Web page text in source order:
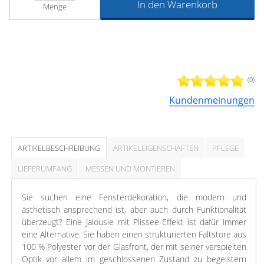
(0)
Kundenmeinungen
Menge In den Warenkorb
ARTIKELBESCHREIBUNG ARTIKELEIGENSCHAFTEN
PFLEGE
LIEFERUMFANG
MESSEN UND MONTIEREN
Sie suchen eine Fensterdekoration, die modern und
ästhetisch ansprechend ist, aber auch durch Funktionalität
überzeugt? Eine Jalousie mit Plissee-Effekt ist dafür immer
eine Alternative. Sie haben einen strukturierten Faltstore aus
100 % Polyester vor der Glasfront, der mit seiner verspielten
Optik vor allem im geschlossenen Zustand zu begeistern